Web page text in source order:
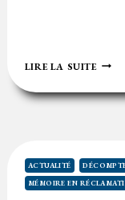
LIRE LA SUITE
:
LE
A
ACTUALITÉ
MÉMOIRE EN